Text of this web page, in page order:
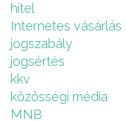
hitel
Internetes vásárlás
jogszabály
jogsértés
kkv
közösségi média
MNB